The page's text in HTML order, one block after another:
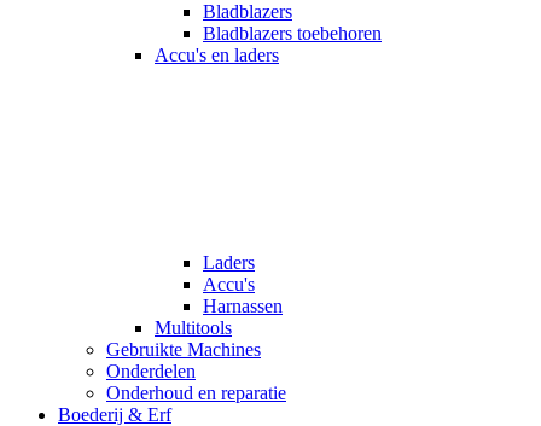
Bladblazers
Bladblazers toebehoren
Accu's en laders
Laders
Accu's
Harnassen
Multitools
Gebruikte Machines
Onderdelen
Onderhoud en reparatie
Boederij & Erf